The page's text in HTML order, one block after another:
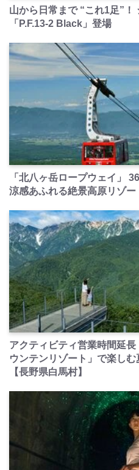
山から日常まで “これ1足”！
「P.F.13-2 Black」登場
「北八ヶ岳ロープウェイ」
涼感あふれる絶景高原リゾー
アクティビティ営業時間延
ウンテンリゾート」で楽し
【長野県白馬村】